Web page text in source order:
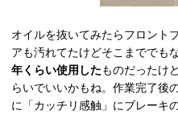
オイルを抜いてみたらフロント
アも汚れてたけどそこまででも
年くらい使用したものだったけ
らいでいいかもね。作業完了後
に「カッチリ感触」にブレーキ